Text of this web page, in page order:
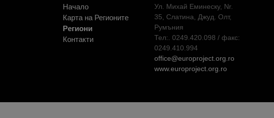
Начало
Карта на Регионите
Региони
Контакти
Ул. Михай Еминеску, Nr.
35, Слатина, Джуд. Олт,
Румъния
Тел:. 0249.420.098 / факс:
0249.410.994
office@europroject.org.ro
www.europroject.org.ro